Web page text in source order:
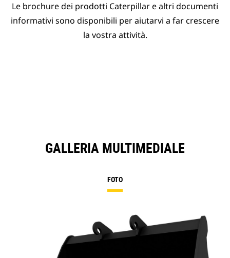
Le brochure dei prodotti Caterpillar e altri documenti
informativi sono disponibili per aiutarvi a far crescere
la vostra attività.
GALLERIA MULTIMEDIALE
FOTO